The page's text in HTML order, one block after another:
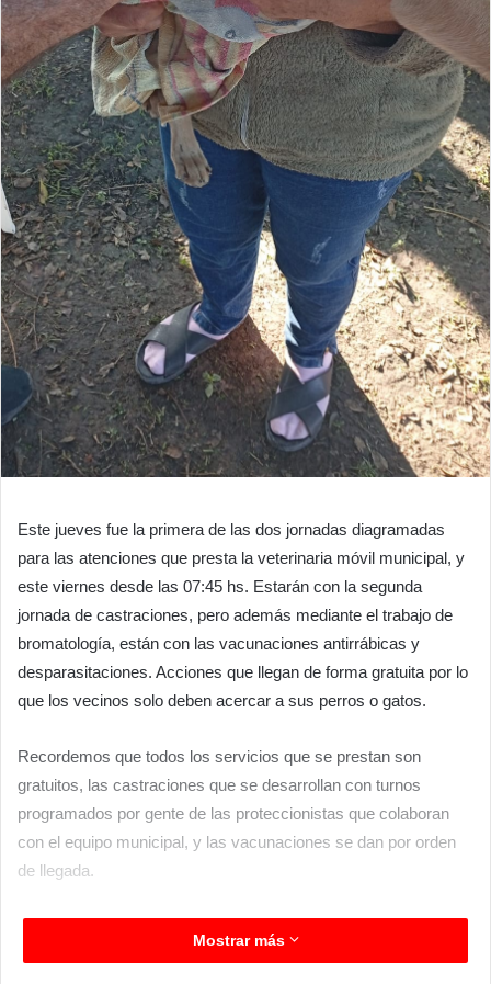
Este jueves fue la primera de las dos jornadas diagramadas
para las atenciones que presta la veterinaria móvil municipal, y
este viernes desde las 07:45 hs. Estarán con la segunda
jornada de castraciones, pero además mediante el trabajo de
bromatología, están con las vacunaciones antirrábicas y
desparasitaciones. Acciones que llegan de forma gratuita por lo
que los vecinos solo deben acercar a sus perros o gatos.
Recordemos que todos los servicios que se prestan son
gratuitos, las castraciones que se desarrollan con turnos
programados por gente de las proteccionistas que colaboran
con el equipo municipal, y las vacunaciones se dan por orden
de llegada.
Mostrar más